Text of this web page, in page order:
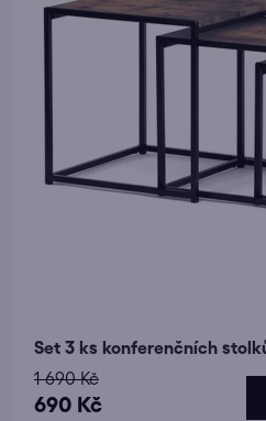
Set 3 ks konferenčních
690 Kč
1 690 Kč